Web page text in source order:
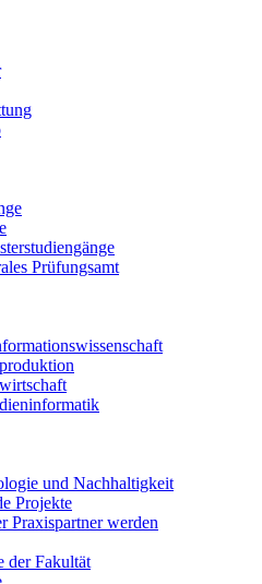
Prüfungsamt
und Nachhaltigkeit
Projekte
Praxispartner werden
der Fakultät